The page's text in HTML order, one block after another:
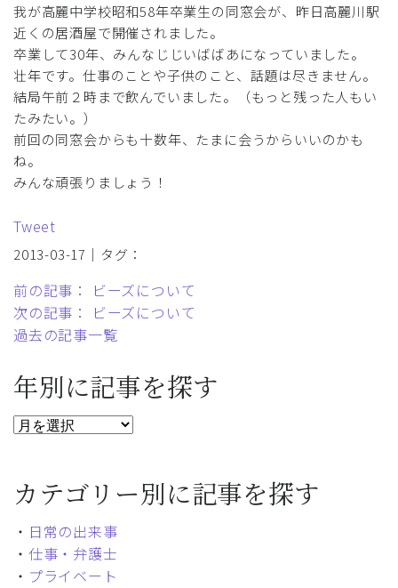
我が高麗中学校昭和58年卒業生の同窓会が、昨日高麗川駅
近くの居酒屋で開催されました。
卒業して30年、みんなじじいばばあになっていました。
壮年です。仕事のことや子供のこと、話題は尽きません。
結局午前２時まで飲んでいました。（もっと残った人もい
たみたい。）
前回の同窓会からも十数年、たまに会うからいいのかも
ね。
みんな頑張りましょう！
Tweet
2013-03-17｜タグ：
前の記事： ビーズについて
次の記事： ビーズについて
過去の記事一覧
年別に記事を探す
カテゴリー別に記事を探す
・ 日常の出来事
・ 仕事・弁護士
・ プライベート